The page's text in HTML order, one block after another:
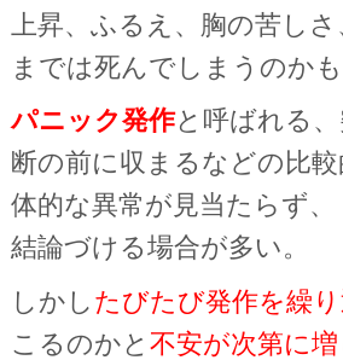
上昇、ふるえ、胸の苦し
までは死んでしまうのか
パニック発作と呼ばれる
断の前に収まるなどの比
体的な異常が見当たらず
結論づける場合が多い。
しかし たびたび発作を繰
こるのかと 不安が次第に増